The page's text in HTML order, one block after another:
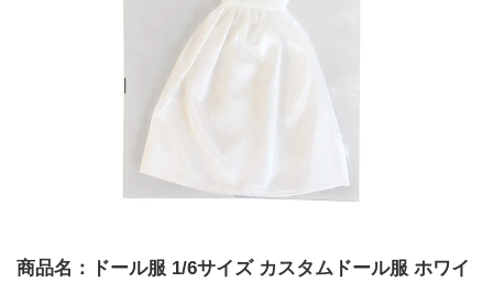
商品名：ドール服 1/6サイズ カスタムドール服 ホワイ